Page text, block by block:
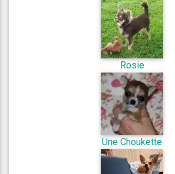
Rosie
Une Choukette